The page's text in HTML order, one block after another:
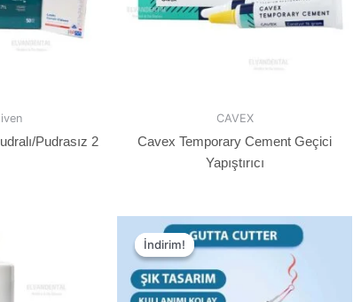
Pudrasız 2
CAVEX
Cavex Temporary Cement Geçici
Yapıştırıcı
İndirim!
İndirim!